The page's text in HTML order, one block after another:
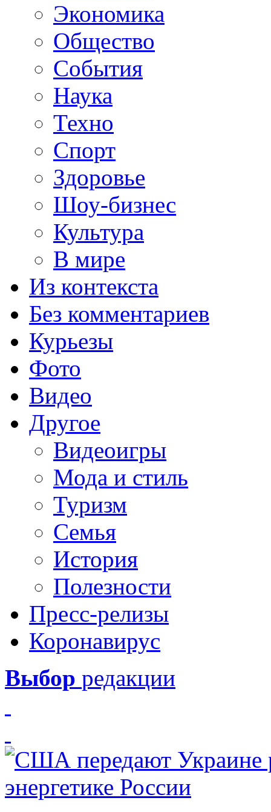
Экономика
Общество
События
Наука
Техно
Спорт
Здоровье
Шоу-бизнес
Культура
В мире
Из контекста
Без комментариев
Курьезы
Фото
Видео
Другое
Видеоигры
Мода и стиль
Туризм
Семья
История
Полезности
Пресс-релизы
Коронавирус
Выбор редакции